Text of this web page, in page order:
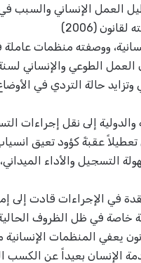
العمل الإنساني والسبب
(2006)
ووصفته منظمات
حالة التردي في
إلى نقل إجراءات
عقبةً كؤود تعيق
التسجيل والأداء
في الإجراءات قادت إلى
خاصة في ظل الظروف
يعفي المنظمات
الإنسان بعيداً عن الكسب